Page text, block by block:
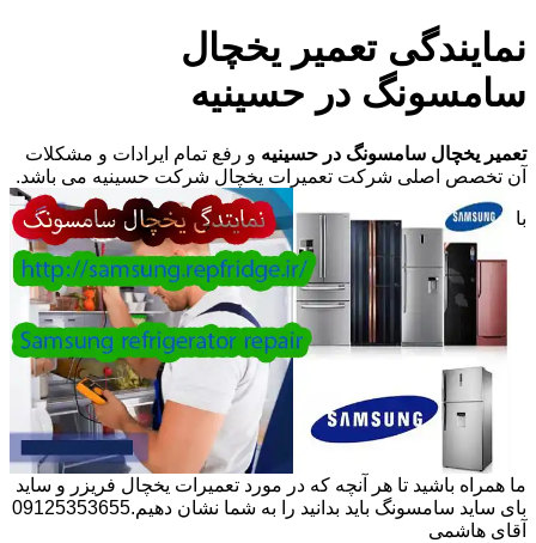
نمایندگی تعمیر یخچال
سامسونگ در حسینیه
تعمیر یخچال سامسونگ در حسینیه و رفع تمام ایرادات و مشکلات
آن تخصص اصلی شرکت تعمیرات یخچال شرکت حسینیه می باشد.
با
ما همراه باشید تا هر آنچه که در مورد تعمیرات یخچال فریزر و ساید
بای ساید سامسونگ باید بدانید را به شما نشان دهیم.09125353655
آقای هاشمی